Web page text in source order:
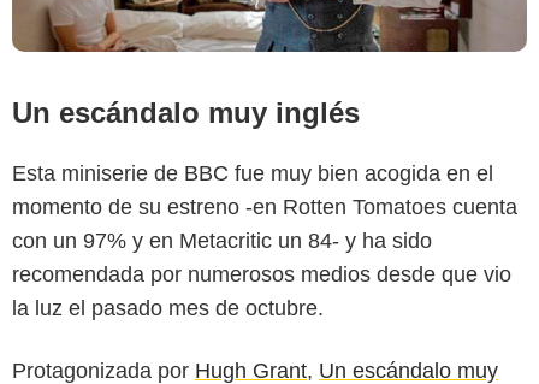
Un escándalo muy inglés
Esta miniserie de BBC fue muy bien acogida en el
momento de su estreno -en Rotten Tomatoes cuenta
con un 97% y en Metacritic un 84- y ha sido
recomendada por numerosos medios desde que vio
la luz el pasado mes de octubre.
Protagonizada por Hugh Grant, Un escándalo muy